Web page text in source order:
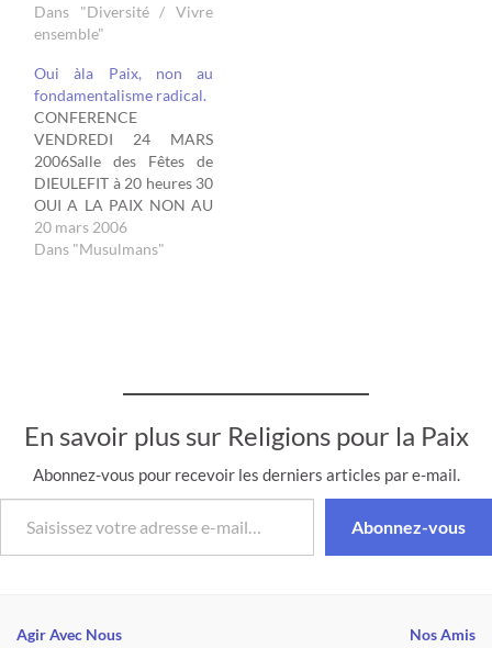
physicien et de formation
philosophique et
Bencheikh présente
l’émission « Islam » sur
France 2. Président de la
*Conférence mondiale
des religions pour la
paix…
Dans "Diversité / Vivre
ensemble"
Oui àla Paix, non au
fondamentalisme radical.
CONFERENCE
VENDREDI 24 MARS
2006Salle des Fêtes de
DIEULEFIT à 20 heures 30
OUI A LA PAIX NON AU
FONDAMENTALISME
RADICAL par Ghaleb
20 mars 2006
Dans "Musulmans"
En savoir plus sur Religions pour la Paix
Abonnez-vous pour recevoir les derniers articles par e-mail.
Saisissez votre adresse e-mail…
Abonnez-vous
Agir Avec Nous Nos Amis